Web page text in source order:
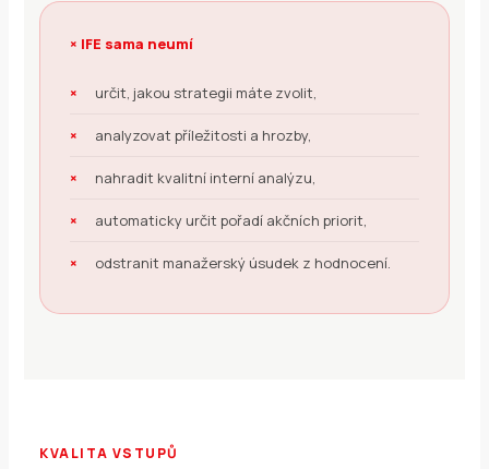
× IFE sama neumí
určit, jakou strategii máte zvolit,
analyzovat příležitosti a hrozby,
nahradit kvalitní interní analýzu,
automaticky určit pořadí akčních priorit,
odstranit manažerský úsudek z hodnocení.
KVALITA VSTUPŮ